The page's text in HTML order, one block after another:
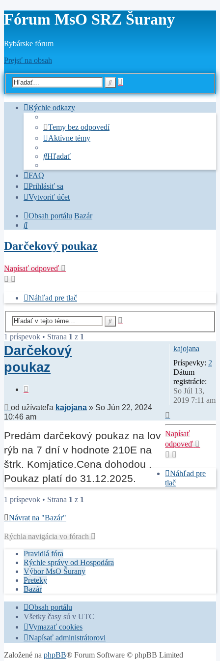
Fórum MsO SRZ Šurany
Rybárske fórum
Prejsť na obsah
Rozšírené
Rýchle odkazy
Temy bez odpovedí
Aktívne témy
Hľadať
FAQ
Prihlásiť sa
Vytvoriť účet
Obsah portálu Bazár
Hľadať
Darčekový poukaz
Napísať odpoveď
Náhľad pre tlač
1 príspevok • Strana 1 z 1
kajojana
Príspevky: 2
Dátum
registrácie:
So Júl 13,
2019 7:11 am
Darčekový
poukaz
Príspevok
od užívateľa kajojana » So Jún 22, 2024
10:46 am
Predám darčekový poukaz na lov
rýb na 7 dní v hodnote 210E na
štrk. Komjatice.Cena dohodou .
Poukaz platí do 31.12.2025.
Napísať
odpoveď
Náhľad pre
tlač
1 príspevok • Strana 1 z 1
Návrat na "Bazár"
Rýchla navigácia vo fórach
Pravidlá fóra
Rýchle správy od Hospodára
Výbor MsO Šurany
Preteky
Bazár
Obsah portálu
Všetky časy sú v UTC
Vymazať cookies
Napísať administrátorovi
Založené na phpBB® Forum Software © phpBB Limited